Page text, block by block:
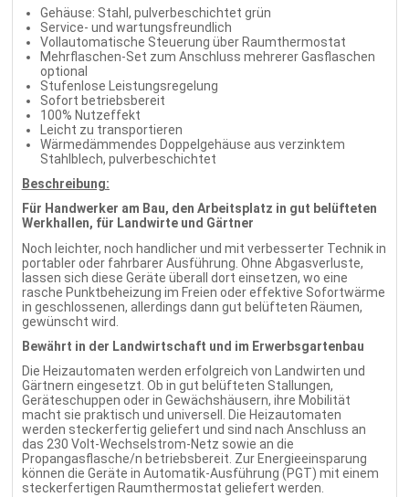
Gehäuse: Stahl, pulverbeschichtet grün
Service- und wartungsfreundlich
Vollautomatische Steuerung über Raumthermostat
Mehrflaschen-Set zum Anschluss mehrerer Gasflaschen
optional
Stufenlose Leistungsregelung
Sofort betriebsbereit
100% Nutzeffekt
Leicht zu transportieren
Wärmedämmendes Doppelgehäuse aus verzinktem
Stahlblech, pulverbeschichtet
Beschreibung:
Für Handwerker am Bau, den Arbeitsplatz in gut belüfteten
Werkhallen, für Landwirte und Gärtner
Noch leichter, noch handlicher und mit verbesserter Technik in
portabler oder fahrbarer Ausführung. Ohne Abgasverluste,
lassen sich diese Geräte überall dort einsetzen, wo eine
rasche Punktbeheizung im Freien oder effektive Sofortwärme
in geschlossenen, allerdings dann gut belüfteten Räumen,
gewünscht wird.
Bewährt in der Landwirtschaft und im Erwerbsgartenbau
Die Heizautomaten werden erfolgreich von Landwirten und
Gärtnern eingesetzt. Ob in gut belüfteten Stallungen,
Geräteschuppen oder in Gewächshäusern, ihre Mobilität
macht sie praktisch und universell. Die Heizautomaten
werden steckerfertig geliefert und sind nach Anschluss an
das 230 Volt-Wechselstrom-Netz sowie an die
Propangasflasche/n betriebsbereit. Zur Energieeinsparung
können die Geräte in Automatik-Ausführung (PGT) mit einem
steckerfertigen Raumthermostat geliefert werden.